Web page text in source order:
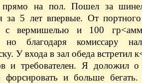
прямо на пол. Пошел за
за 5 лет впервые. От портного
с вермишелью и 100
благодаря комиссару
У входа в зал обеда встретил
и требователен. Я доложил
форсировать и больше